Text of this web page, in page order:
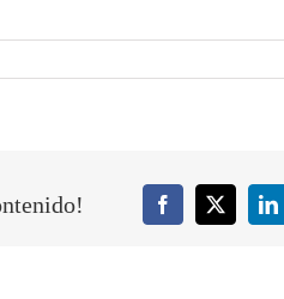
FacebookTwitter